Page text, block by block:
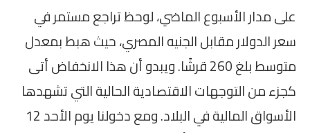
على مدار الأسبوع الماضي، لوحظ تراجع مستمر في
سعر الدولار مقابل الجنيه المصري، حيث هبط بمعدل
متوسط بلغ 260 قرشًا. ويبدو أن هذا الانخفاض أتى
كجزء من التوجهات الاقتصادية الحالية التي تشهدها
الأسواق المالية في البلاد. ومع دخولنا يوم الأحد 12